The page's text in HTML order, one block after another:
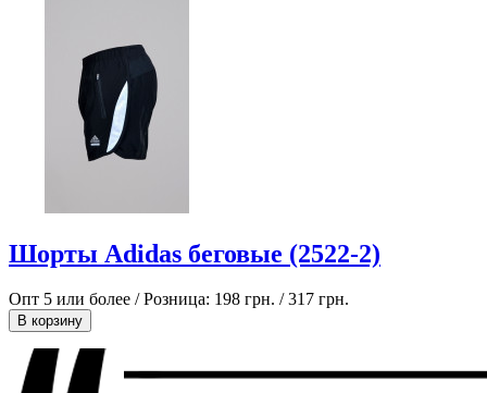
Шорты Adidas беговые (2522-2)
Опт 5 или более / Розница: 198 грн. /317 грн.
В корзину